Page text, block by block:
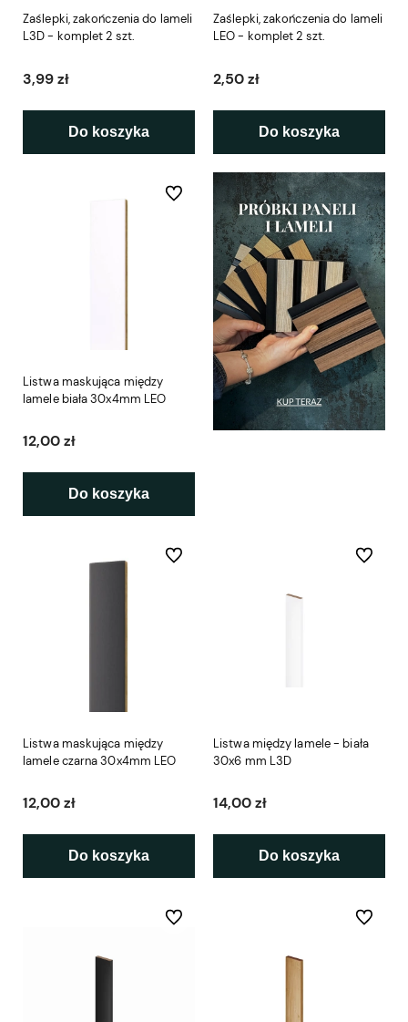
Zaślepki, zakończenia do lameli
L3D - komplet 2 szt.
3,99 zł
Do koszyka
Zaślepki, zakończenia do lameli
LEO - komplet 2 szt.
2,50 zł
Do koszyka
Listwa maskująca między
lamele biała 30x4mm LEO
12,00 zł
Do koszyka
Do ulubionych
Listwa maskująca między
lamele czarna 30x4mm LEO
12,00 zł
Do koszyka
Do ulubionych
Listwa między lamele - biała
30x6 mm L3D
14,00 zł
Do koszyka
Do
Do ulubionych Do